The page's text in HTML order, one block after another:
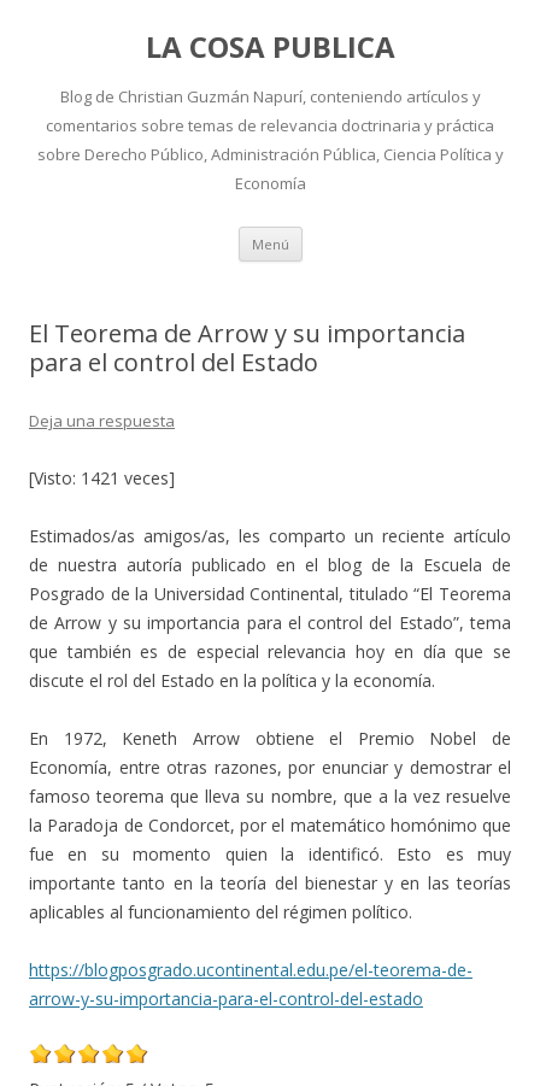
LA COSA PUBLICA
Blog de Christian Guzmán Napurí, conteniendo artículos y
comentarios sobre temas de relevancia doctrinaria y práctica
sobre Derecho Público, Administración Pública, Ciencia Política y
Economía
Menú Ir
contenido
El Teorema de Arrow y su importancia
para el control del Estado
Deja una respuesta
[Visto: 1421 veces]
Estimados/as amigos/as, les comparto un reciente artículo
de nuestra autoría publicado en el blog de la Escuela de
Posgrado de la Universidad Continental, titulado “El Teorema
de Arrow y su importancia para el control del Estado”, tema
que también es de especial relevancia hoy en día que se
discute el rol del Estado en la política y la economía.
En 1972, Keneth Arrow obtiene el Premio Nobel de
Economía, entre otras razones, por enunciar y demostrar el
famoso teorema que lleva su nombre, que a la vez resuelve
la Paradoja de Condorcet, por el matemático homónimo que
fue en su momento quien la identificó. Esto es muy
importante tanto en la teoría del bienestar y en las teorías
aplicables al funcionamiento del régimen político.
https://blogposgrado.ucontinental.edu.pe/el-teorema-de-
arrow-y-su-importancia-para-el-control-del-estado